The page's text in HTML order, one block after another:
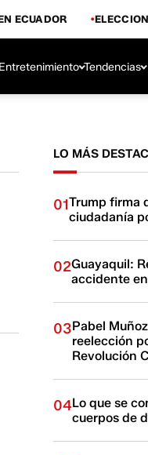
ECUADOR
Tendencias
LO MÁS
01Trump firma
ciudadanía
02Guayaquil:
accidente
03Pabel
reelección
Revolución
04Lo que se
cuerpos de